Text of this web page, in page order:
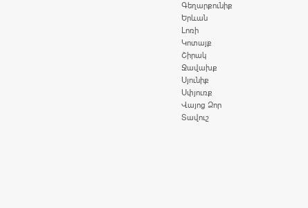
Գեղարքունիք
Երևան
Լոռի
Կոտայք
Շիրակ
Ջավախք
Սյունիք
Սփյուռք
Վայոց Ձոր
Տավուշ